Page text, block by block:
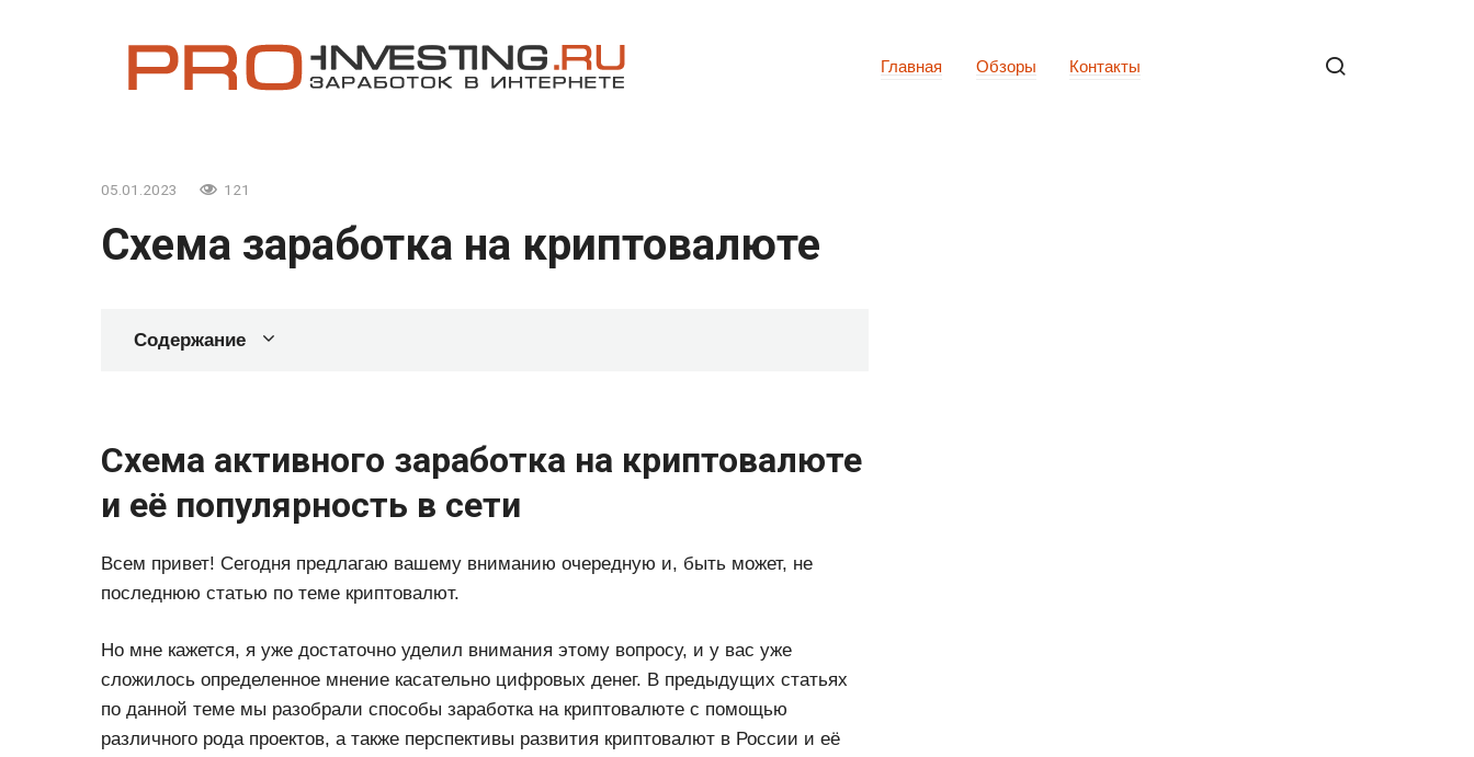
Главная Обзоры Контакты
05.01.2023 121
Схема заработка на криптовалюте
Содержание
Схема активного заработка на криптовалюте
и её популярность в сети
Всем привет! Сегодня предлагаю вашему вниманию очередную и, быть может, не
последнюю статью по теме криптовалют.
Но мне кажется, я уже достаточно уделил внимания этому вопросу, и у вас уже
сложилось определенное мнение касательно цифровых денег. В предыдущих статьях
по данной теме мы разобрали способы заработка на криптовалюте с помощью
различного рода проектов, а также перспективы развития криптовалют в России и её